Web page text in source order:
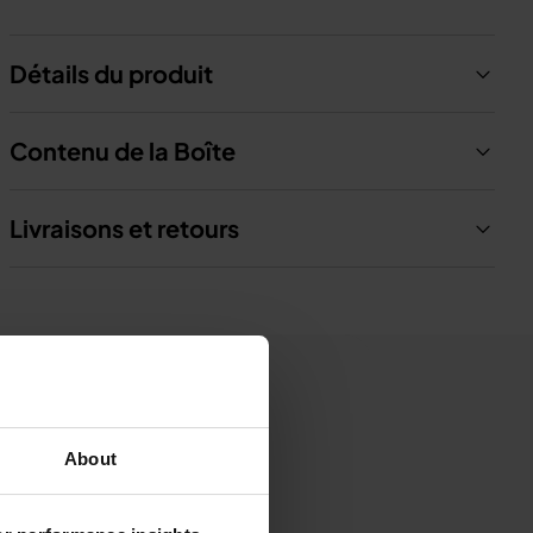
About
Détails du produit
Contenu de la Boîte
Livraisons et retours